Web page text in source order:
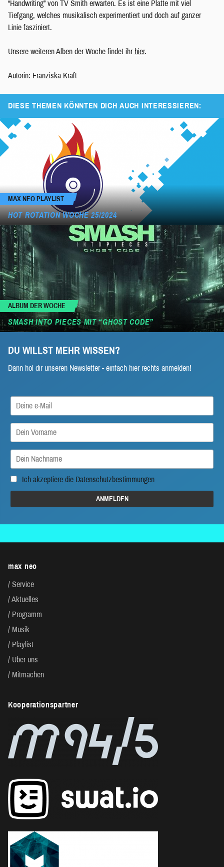
“Handwriting” von TV Smith erwarten. Es ist eine Platte mit viel
Tiefgang, welches musikalisch experimentiert und doch auf ganzer
Linie fasziniert.
Unsere weiteren Alben der Woche findet ihr hier.
Autorin: Franziska Kraft
DIESE THEMEN KÖNNTEN DICH AUCH INTERESSIEREN:
MAX NEO PLAYLIST
HOT ROTATION WOCHE 25/2024
ALBUM DER WOCHE
SMASH INTO PIECES MIT “GHOST CODE”
DU WILLST MEHR WISSEN?
Dann hol dir unseren Newsletter - einfach hier rechts anmelden!
Ich akzeptiere die Datenschutzbestimmungen
max neo
Service
Aktuelles
Programm
Musik
Playlist
Über uns
Mitmachen
Kooperationspartner